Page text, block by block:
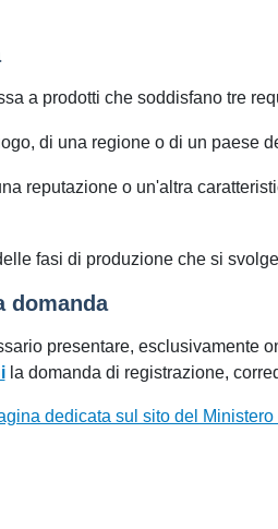
a prodotti che soddisfano tre
di una regione o di un paese
reputazione o un'altra
fasi di produzione che si
domanda
presentare, esclusivamente
la domanda di registrazione,
dedicata sul sito del